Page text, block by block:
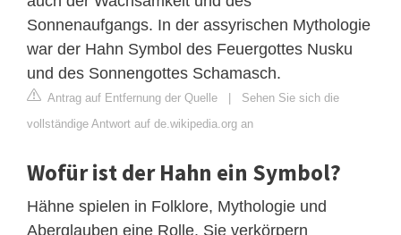
Sonnenaufgangs. In der assyrischen Mythologie
war der Hahn Symbol des Feuergottes Nusku
und des Sonnengottes Schamasch.
Antrag auf Entfernung der Quelle | Sehen Sie sich die
vollständige Antwort auf de.wikipedia.org an
Wofür ist der Hahn ein Symbol?
Hähne spielen in Folklore, Mythologie und
Aberglauben eine Rolle. Sie verkörpern